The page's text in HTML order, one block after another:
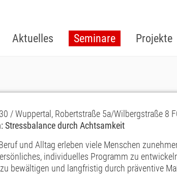
Aktuelles Seminare Projekte
/ Wuppertal, Robertstraße 5a/Wilbergstraße 8
Stressbalance durch Achtsamkeit
und Alltag erleben viele Menschen
individuelles Programm zu
bewältigen und langfristig durch präventive